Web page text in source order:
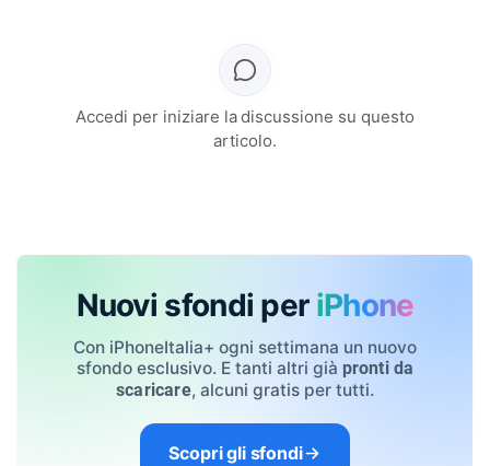
Accedi per iniziare la discussione su questo
articolo.
Nuovi sfondi per iPhone
Con iPhoneItalia+ ogni settimana un nuovo
sfondo esclusivo. E tanti altri già pronti da
scaricare, alcuni gratis per tutti.
Scopri gli sfondi